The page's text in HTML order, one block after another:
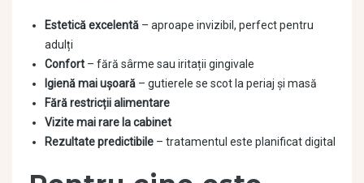
Estetică excelentă – aproape invizibil, perfect pentru
adulți
Confort – fără sârme sau iritații gingivale
Igienă mai ușoară – gutierele se scot la periaj și masă
Fără restricții alimentare
Vizite mai rare la cabinet
Rezultate predictibile – tratamentul este planificat digital